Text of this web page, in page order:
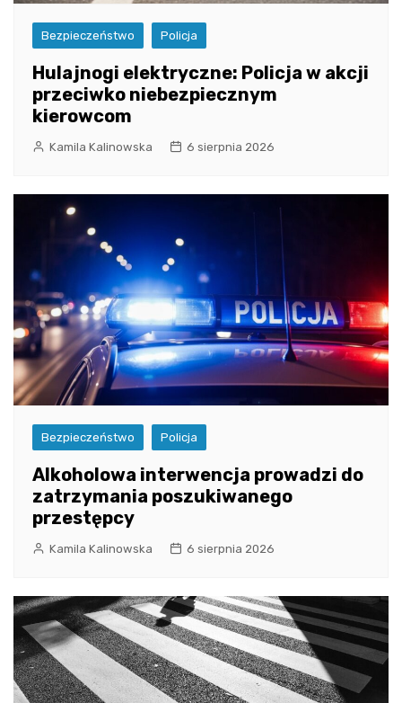
Bezpieczeństwo Policja
Hulajnogi elektryczne: Policja w akcji
przeciwko niebezpiecznym
kierowcom
Kamila Kalinowska 6 sierpnia 2026
Bezpieczeństwo Policja
Alkoholowa interwencja prowadzi do
zatrzymania poszukiwanego
przestępcy
Kamila Kalinowska 6 sierpnia 2026